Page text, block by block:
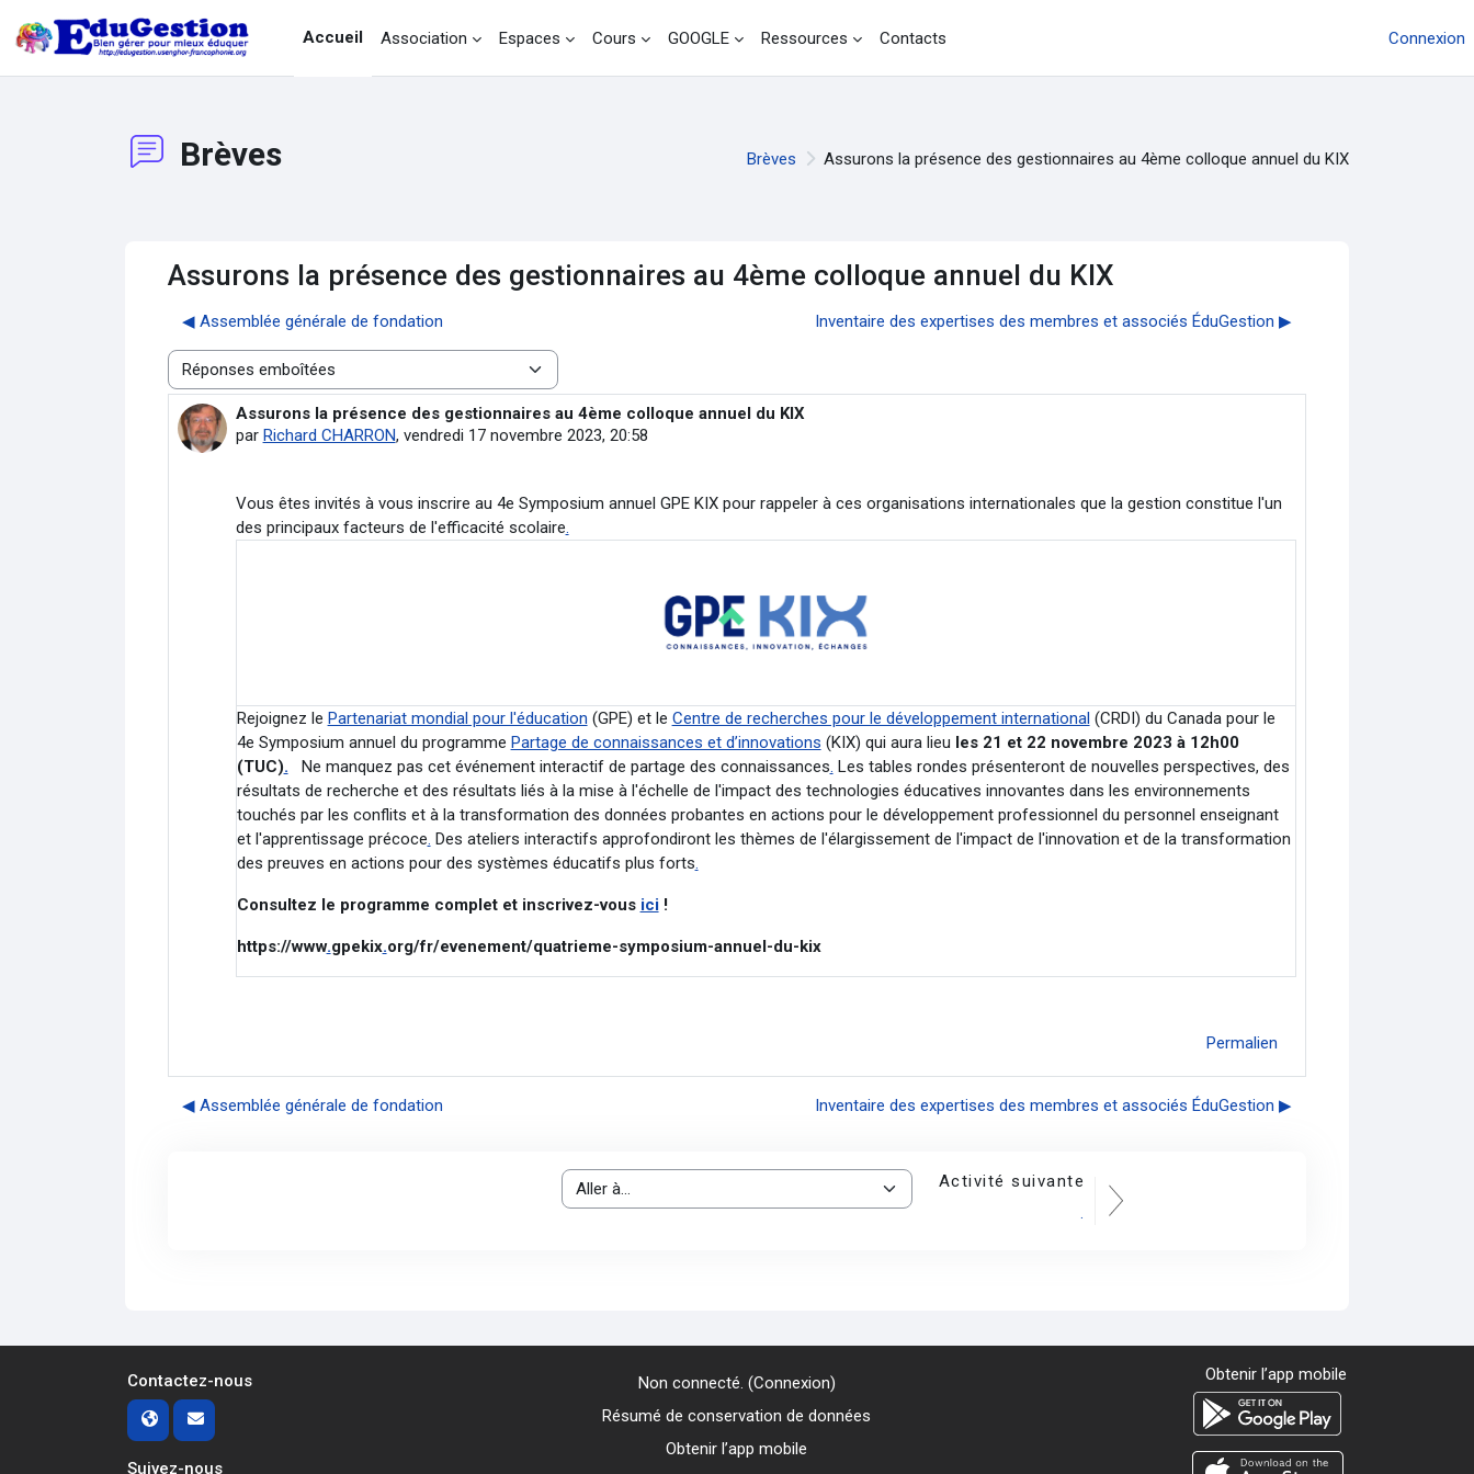
Accueil
Association Espaces Cours GOOGLE Ressources Contacts Connexion
Brèves Brèves Assurons la présence des gestionnaires au 4ème colloque annuel du KIX
Assurons la présence des gestionnaires au 4ème colloque annuel du KIX
◀︎ Assemblée générale de fondation Inventaire des expertises des membres et associés ÉduGestion ▶︎
Type d’affichage
Assurons la présence des gestionnaires au 4ème colloque annuel du KIX
par Richard CHARRON, vendredi 17 novembre 2023, 20:58
Nombre de réponses : 0
Vous êtes invités à vous inscrire au 4e Symposium annuel GPE KIX pour rappeler à ces organisations internationales que la gestion constitue l'un
des principaux facteurs de l'efficacité scolaire
Rejoignez le Partenariat mondial pour l'éducation (GPE) et le Centre de recherches pour le développement international (CRDI) du Canada pour le
4e Symposium annuel du programme Partage de connaissances et d’innovations (KIX) qui aura lieu les 21 et 22 novembre 2023 à 12h00
(TUC). Ne manquez pas cet événement interactif de partage des connaissances Les tables rondes présenteront de nouvelles perspectives, des
résultats de recherche et des résultats liés à la mise à l'échelle de l'impact des technologies éducatives innovantes dans les environnements
touchés par les conflits et à la transformation des données probantes en actions pour le développement professionnel du personnel enseignant
et l'apprentissage précoce Des ateliers interactifs approfondiront les thèmes de l'élargissement de l'impact de l'innovation et de la transformation
des preuves en actions pour des systèmes éducatifs plus forts
Consultez le programme complet et inscrivez-vous ici!
https://www.gpekix.org/fr/evenement/quatrieme-symposium-annuel-du-kix
Permalien
◀︎ Assemblée générale de fondation Inventaire des expertises des membres et associés ÉduGestion ▶︎
Aller à…
Activité suivante
Contactez-nous
Suivez-nous
Non connecté. (Connexion)
Résumé de conservation de données
Obtenir l’app mobile
Obtenir l’app mobile